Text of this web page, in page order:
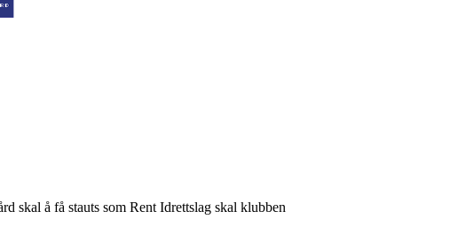
skal å få stauts som Rent Idrettslag skal klubben